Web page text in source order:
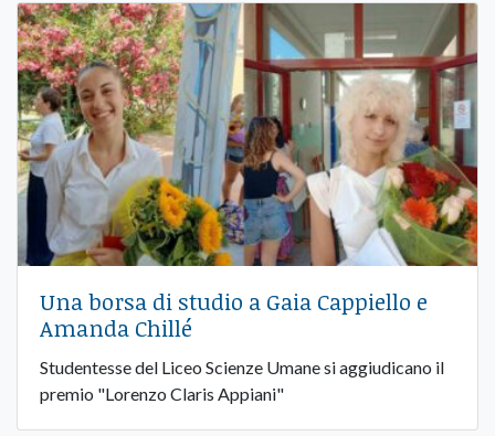
Una borsa di studio a Gaia Cappiello e
Amanda Chillé
Studentesse del Liceo Scienze Umane si aggiudicano il
premio "Lorenzo Claris Appiani"